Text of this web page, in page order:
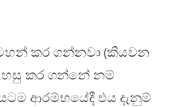
කර ගන්නවා (කියවන
හසු කර ගන්නේ නම්
ආරම්භයේදී එය දැනුම්